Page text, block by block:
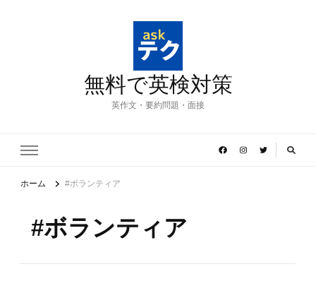
無料で英検対策
英作文・要約問題・面接
ホーム #ボランティア
#ボランティア